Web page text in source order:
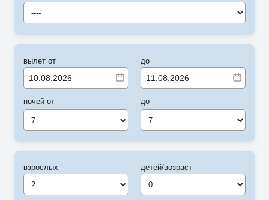
----
вылет от
ночей от
7
до
до
7
взрослых детей/возраст